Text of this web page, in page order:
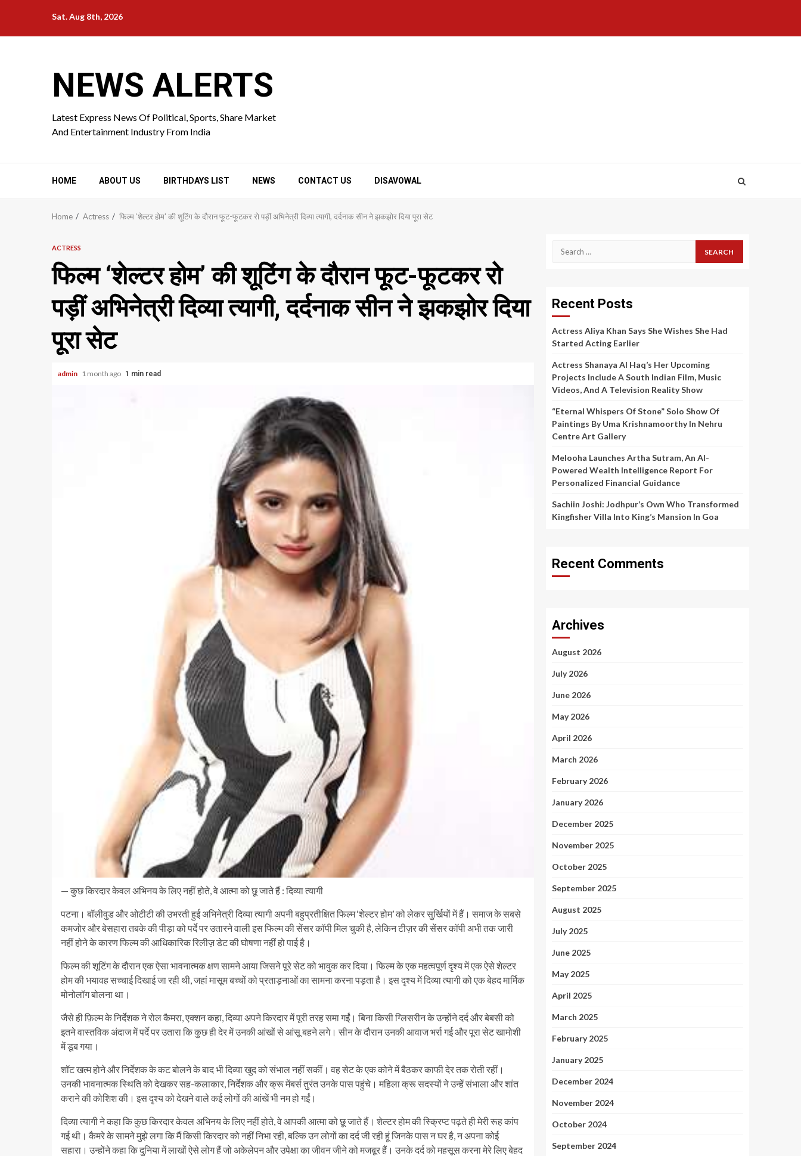
content
Sat. Aug 8th, 2026
NEWS ALERTS
Latest Express News Of Political, Sports, Share Market
And Entertainment Industry From India
HOME ABOUT US BIRTHDAYS LIST NEWS CONTACT US DISAVOWAL
Home Actress फिल्म ‘शेल्टर होम’ की शूटिंग के दौरान फूट-फूटकर रो पड़ीं अभिनेत्री दिव्या त्यागी, दर्दनाक सीन ने झकझोर दिया पूरा सेट
ACTRESS
फिल्म ‘शेल्टर होम’ की शूटिंग के दौरान फूट-फूटकर रो
पड़ीं अभिनेत्री दिव्या त्यागी, दर्दनाक सीन ने झकझोर दिया
पूरा सेट
admin 1 month ago 1 min read
— कुछ किरदार केवल अभिनय के लिए नहीं होते, वे आत्मा को छू जाते हैं : दिव्या त्यागी
पटना। बॉलीवुड और ओटीटी की उभरती हुई अभिनेत्री दिव्या त्यागी अपनी बहुप्रतीक्षित फिल्म ‘शेल्टर होम’ को लेकर सुर्खियों में हैं। समाज के सबसे
कमजोर और बेसहारा तबके की पीड़ा को पर्दे पर उतारने वाली इस फिल्म की सेंसर कॉपी मिल चुकी है, लेकिन टीज़र की सेंसर कॉपी अभी तक जारी
नहीं होने के कारण फिल्म की आधिकारिक रिलीज़ डेट की घोषणा नहीं हो पाई है।
फिल्म की शूटिंग के दौरान एक ऐसा भावनात्मक क्षण सामने आया जिसने पूरे सेट को भावुक कर दिया। फिल्म के एक महत्वपूर्ण दृश्य में एक ऐसे शेल्टर
होम की भयावह सच्चाई दिखाई जा रही थी, जहां मासूम बच्चों को प्रताड़नाओं का सामना करना पड़ता है। इस दृश्य में दिव्या त्यागी को एक बेहद मार्मिक
मोनोलॉग बोलना था।
जैसे ही फ़िल्म के निर्देशक ने रोल कैमरा, एक्शन कहा, दिव्या अपने किरदार में पूरी तरह समा गईं। बिना किसी ग्लिसरीन के उन्होंने दर्द और बेबसी को
इतने वास्तविक अंदाज में पर्दे पर उतारा कि कुछ ही देर में उनकी आंखों से आंसू बहने लगे। सीन के दौरान उनकी आवाज भर्रा गई और पूरा सेट खामोशी
में डूब गया।
शॉट खत्म होने और निर्देशक के कट बोलने के बाद भी दिव्या खुद को संभाल नहीं सकीं। वह सेट के एक कोने में बैठकर काफी देर तक रोती रहीं।
उनकी भावनात्मक स्थिति को देखकर सह-कलाकार, निर्देशक और क्रू मेंबर्स तुरंत उनके पास पहुंचे। महिला क्रू सदस्यों ने उन्हें संभाला और शांत
कराने की कोशिश की। इस दृश्य को देखने वाले कई लोगों की आंखें भी नम हो गईं।
दिव्या त्यागी ने कहा कि कुछ किरदार केवल अभिनय के लिए नहीं होते, वे आपकी आत्मा को छू जाते हैं। शेल्टर होम की स्क्रिप्ट पढ़ते ही मेरी रूह कांप
गई थी। कैमरे के सामने मुझे लगा कि मैं किसी किरदार को नहीं निभा रही, बल्कि उन लोगों का दर्द जी रही हूं जिनके पास न घर है, न अपना कोई
सहारा। उन्होंने कहा कि दुनिया में लाखों ऐसे लोग हैं जो अकेलेपन और उपेक्षा का जीवन जीने को मजबूर हैं। उनके दर्द को महसूस करना मेरे लिए बेहद
Search
Recent Posts
Actress Aliya Khan Says She Wishes She Had
Started Acting Earlier
Actress Shanaya Al Haq’s Her Upcoming
Projects Include A South Indian Film, Music
Videos, And A Television Reality Show
“Eternal Whispers Of Stone” Solo Show Of
Paintings By Uma Krishnamoorthy In Nehru
Centre Art Gallery
Melooha Launches Artha Sutram, An AI-
Powered Wealth Intelligence Report For
Personalized Financial Guidance
Sachiin Joshi: Jodhpur’s Own Who Transformed
Kingfisher Villa Into King’s Mansion In Goa
Recent Comments
Archives
August 2026
July 2026
June 2026
May 2026
April 2026
March 2026
February 2026
January 2026
December 2025
November 2025
October 2025
September 2025
August 2025
July 2025
June 2025
May 2025
April 2025
March 2025
February 2025
January 2025
December 2024
November 2024
October 2024
September 2024